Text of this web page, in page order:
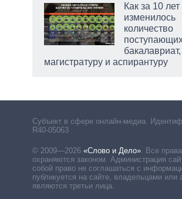
Как за 10 лет
изменилось
количество
бакалавриат,
магистратуру и аспирантуру
Субъект в сфере онлайн-медиа.
R40-05063
© 2009—2026 «Слово и Дело» Все
охраняются законом. Администрация
собой право не соглашаться с
публикуется на сайте, владельцами или
являются третьи лица.